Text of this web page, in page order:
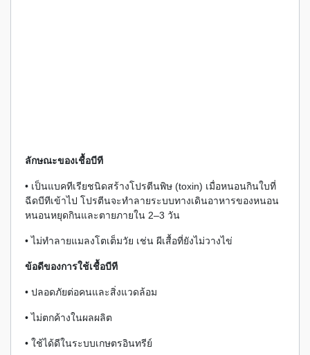
ลักษณะของเชื้อบีที
• เป็นแบคทีเรียชนิดสร้างโปรตีนพิษ (toxin) เมื่อหนอนกินใบที่
ฉีดบีทีเข้าไป โปรตีนจะทำลายระบบทางเดินอาหารของหนอน
หนอนหยุดกินและตายภายใน 2–3 วัน
• ไม่ทำลายแมลงโตเต็มวัย เช่น ผีเสื้อที่ยังไม่วางไข่
ข้อดีของการใช้เชื้อบีที
• ปลอดภัยต่อคนและสิ่งแวดล้อม
• ไม่ตกค้างในผลผลิต
• ใช้ได้ดีในระบบเกษตรอินทรีย์